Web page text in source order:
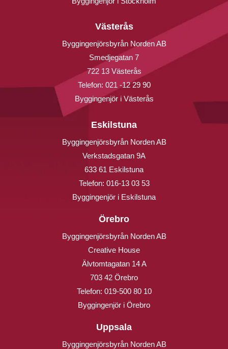
Västerås
Byggingenjörsbyrån Norden AB
Smedjegatan 7
722 13 Västerås
Telefon: 021 -12 29 90
Byggingenjör i Västerås
Eskilstuna
Byggingenjörsbyrån Norden AB
Verkstadsgatan 9A
633 61 Eskilstuna
Telefon: 016-13 03 53
Byggingenjör i Eskilstuna
Örebro
Byggingenjörsbyrån Norden AB
Creative House
Älvtomtagatan 14 A
703 42 Örebro
Telefon: 019-500 80 10
Byggingenjör i Örebro
Uppsala
Byggingenjörsbyrån Norden AB